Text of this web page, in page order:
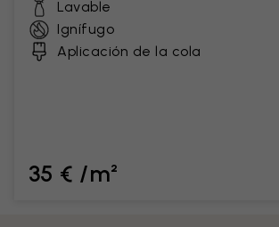
Lavable
Ignífugo
Aplicación de la cola
35 € /m²